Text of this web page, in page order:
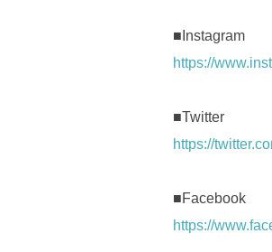
■Instagram
https://
■Twitter
https://
■Facebook
https://